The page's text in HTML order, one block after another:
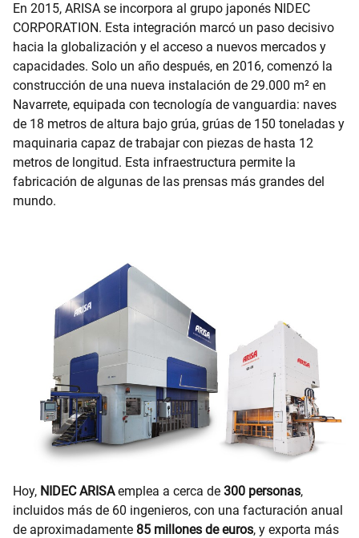
En 2015, ARISA se incorpora al grupo japonés NIDEC
CORPORATION. Esta integración marcó un paso decisivo
hacia la globalización y el acceso a nuevos mercados y
capacidades. Solo un año después, en 2016, comenzó la
construcción de una nueva instalación de 29.000 m² en
Navarrete, equipada con tecnología de vanguardia: naves
de 18 metros de altura bajo grúa, grúas de 150 toneladas y
maquinaria capaz de trabajar con piezas de hasta 12
metros de longitud. Esta infraestructura permite la
fabricación de algunas de las prensas más grandes del
mundo.
Hoy, NIDEC ARISAemplea a cerca de 300 personas,
incluidos más de 60 ingenieros, con una facturación anual
de aproximadamente 85 millones de euros, y exporta más